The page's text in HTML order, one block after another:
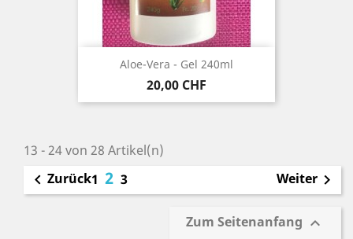
Aloe-Vera - Gel 240ml
Preis
20,00 CHF
13 - 24 von 28 Artikel(n)
 Zurück1 2 3 Weiter 
Zum Seitenanfang 